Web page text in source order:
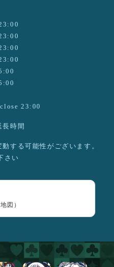
23:00
時間
する可能性がございます。
さい
図）